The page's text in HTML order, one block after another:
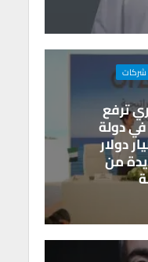
شركات
ترفع
دولة
إلى 8.2 مليار دولار
من